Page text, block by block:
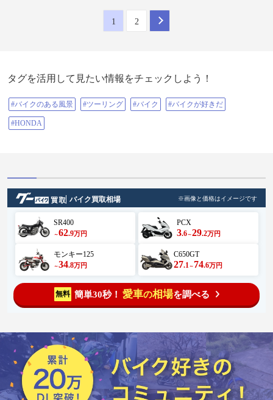
間、前原橋から加畑橋・河川管理
道路は車両進入をご遠慮願いま
も楽しみにしていますので、どん
👍 ※画像は@33178 さん、@39297
さん、@39144 さん の過去投稿画像
1 2
タグを活用して見たい情報をチェックしよう！
#バイクのある風景 #ツーリング #バイク #バイクが好きだ
#HONDA
バイク買取相場 ※画像と価格はイメージです
SR400
～62.9万円
PCX
3.6～29.2万円
モンキー125
～34.8万円
C650GT
27.1 ～ 74.6万円
無料 簡単30秒！ 愛車の相場を調べる